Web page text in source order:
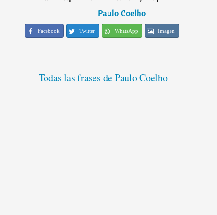
―Paulo Coelho
Facebook Twitter WhatsApp Imagen
Todas las frases de Paulo Coelho